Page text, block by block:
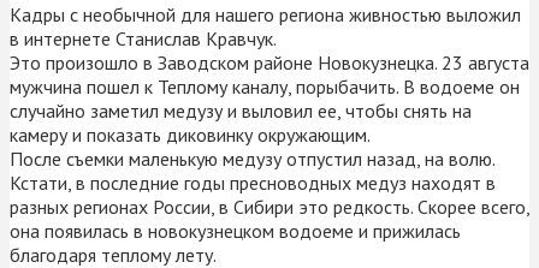
Кадры с необычной для нашего региона живностью выложил
в интернете Станислав Кравчук.
Это произошло в Заводском районе Новокузнецка. 23 августа
мужчина пошел к Теплому каналу, порыбачить. В водоеме он
случайно заметил медузу и выловил ее, чтобы снять на
камеру и показать диковинку окружающим.
После съемки маленькую медузу отпустил назад, на волю.
Кстати, в последние годы пресноводных медуз находят в
разных регионах России, в Сибири это редкость. Скорее всего,
она появилась в новокузнецком водоеме и прижилась
благодаря теплому лету.